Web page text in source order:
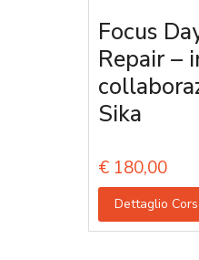
Focus
Repair –
Sika
€ 180,00
Dettaglio